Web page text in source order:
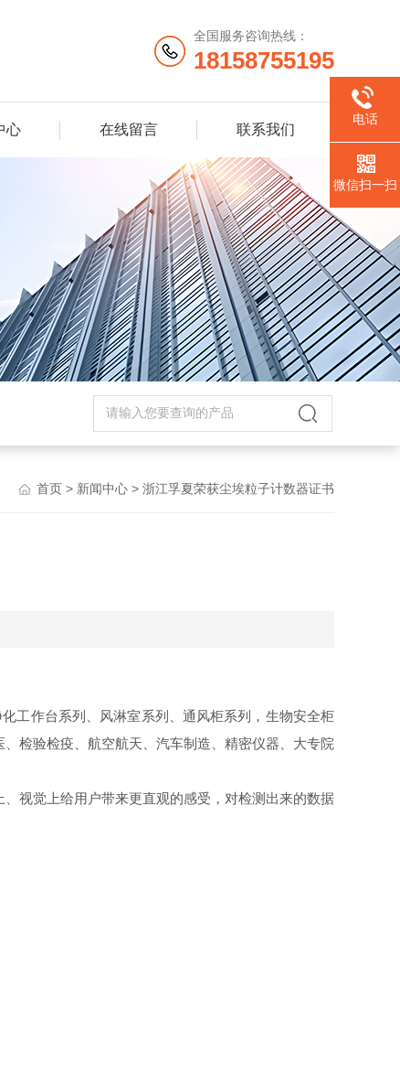
全国服务咨询热线：
18158755195
心 在线留言 联系我们
首页 > 新闻中心 > 浙江孚夏荣获尘埃粒子计数器证书
作台系列、风淋室系列、通风柜系列，生物安全柜
检验检疫、航空航天、汽车制造、精密仪器、大专院
视觉上给用户带来更直观的感受，对检测出来的数据
电话
微信扫一扫